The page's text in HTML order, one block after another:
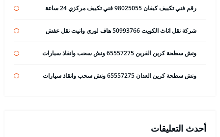
رقم فني تكييف كيفان 98025055 فني تكييف مركزي 24 ساعة
شركة نقل اثاث الكويت 50993766 هاف لوري وانيت نقل عفش
ونش سطحة كرين القرين 65557275 ونش سحب وانقاذ سيارات
ونش سطحة كرين العدان 65557275 ونش سحب وانقاذ سيارات
أحدث التعليقات